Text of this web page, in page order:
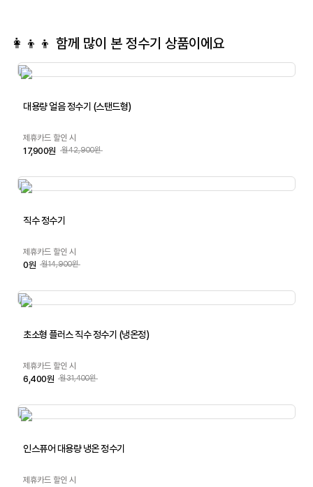
👩‍👦‍👦 함께 많이 본 정수기 상품이에요
대용량 얼음 정수기 (스탠드형)
제휴카드 할인 시
17,900원 월42,900원
직수 정수기
제휴카드 할인 시
0원 월14,900원
초소형 플러스 직수 정수기 (냉온정)
제휴카드 할인 시
6,400원 월31,400원
인스퓨어 대용량 냉온 정수기
제휴카드 할인 시